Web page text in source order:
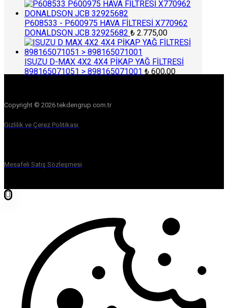
P608533 - P600975 HAVA FİLTRESİ X770962
DONALDSON JCB 32925682 ₺ 2.775,00
ISUZU D-MAX 4X2 4X4 PİKAP YAĞ FİLTRESİ
898165071051 > 898165071001 ₺ 600,00
Copyright © 2026 tekdengrup.com.tr
Gizlilik ve Çerez Politikası
Mesafeli Satış Sözleşmesi